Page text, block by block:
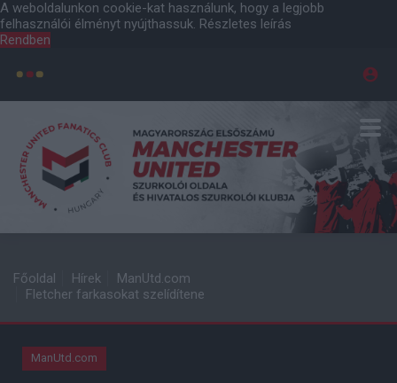
A weboldalunkon cookie-kat használunk, hogy a legjobb
felhasználói élményt nyújthassuk. Részletes leírás
Rendben
Főoldal Hírek
ManUtd.com
Fletcher farkasokat szelídítene
ManUtd.com